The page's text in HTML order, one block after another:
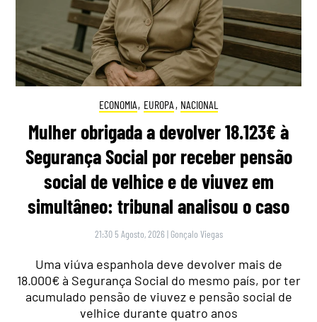
ECONOMIA, EUROPA , NACIONAL
Mulher obrigada a devolver 18.123€ à
Segurança Social por receber pensão
social de velhice e de viuvez em
simultâneo: tribunal analisou o caso
21:30 5 Agosto, 2026 | Gonçalo Viegas
Uma viúva espanhola deve devolver mais de
18.000€ à Segurança Social do mesmo país, por ter
acumulado pensão de viuvez e pensão social de
velhice durante quatro anos